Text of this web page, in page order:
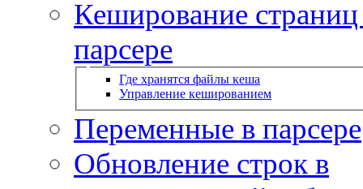
Кеширование страниц
парсере
Где хранятся файлы кеша
Управление кешированием
Переменные в парсере
Обновление строк в